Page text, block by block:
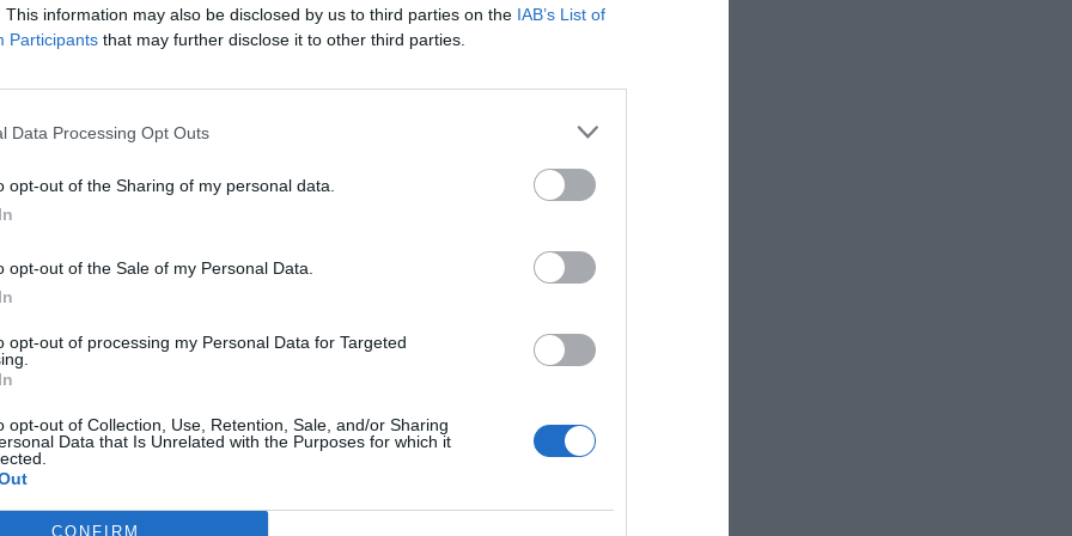
This information may also be disclosed by us to third parties on the IAB’s List of
Participants that may further disclose it to other third parties.
Data Processing Opt Outs
opt-out of the Sharing of my personal data.
opt-out of the Sale of my Personal Data.
opt-out of processing my Personal Data for Targeted
opt-out of Collection, Use, Retention, Sale, and/or Sharing
Data that Is Unrelated with the Purposes for which it
CONFIRM
de Utrecht (Países Bajos), Zuid-Holland
(Francia) son las más competitivas de la
las regiones menos desarrolladas del este. De
las regiones más competitivas se
las menos competitivas se sitúan en
preferida de Google de
de actualidad